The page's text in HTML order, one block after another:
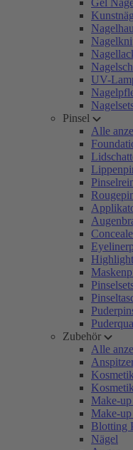
Gel
UV-
Pinsel
Alle
Zubehör
Alle
Make-
Make-
Blotting
Nägel